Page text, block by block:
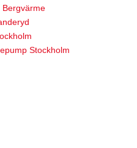
Bergvärme
Stockholm